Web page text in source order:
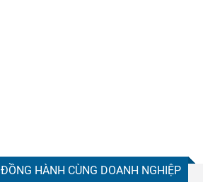
ĐỒNG HÀNH CÙNG DOANH NGHIỆP